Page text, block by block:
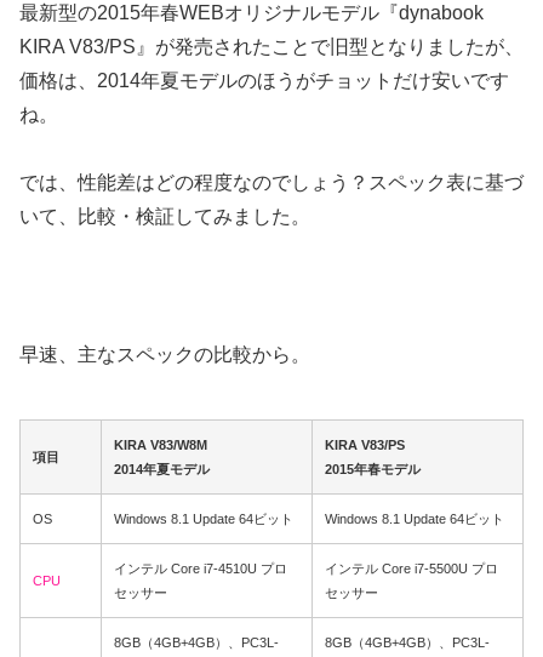
最新型の2015年春WEBオリジナルモデル『dynabook
KIRA V83/PS』が発売されたことで旧型となりましたが、
価格は、2014年夏モデルのほうがチョットだけ安いです
ね。
では、性能差はどの程度なのでしょう？スペック表に基づ
いて、比較・検証してみました。
早速、主なスペックの比較から。
項目
KIRA V83/W8M
2014年夏モデル
KIRA V83/PS
2015年春モデル
OS Windows 8.1 Update 64ビット Windows 8.1 Update 64ビット
CPU
インテル Core i7-4510U プロ
セッサー
インテル Core i7-5500U プロ
セッサー
8GB（4GB+4GB）、PC3L-
8GB（4GB+4GB）、PC3L-